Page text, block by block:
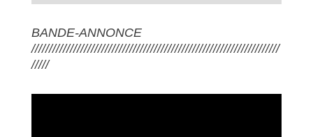
BANDE-ANNONCE
///////////////////////////////////////////////////////////////////////
/////